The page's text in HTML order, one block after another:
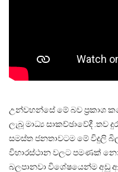
උන්වහන්සේ මේ බව ප්‍රකාශ
ලැබූ මාධ්‍ය සාකච්ඡාවේදී
සමස්ත ජනතාවටම මේ විදුලි
විහාරස්ථාන වලට පමණක්
බලපානවා විශේෂයෙන්ම අඩු